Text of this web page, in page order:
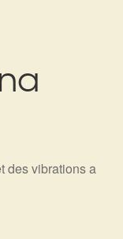
des vibrations a